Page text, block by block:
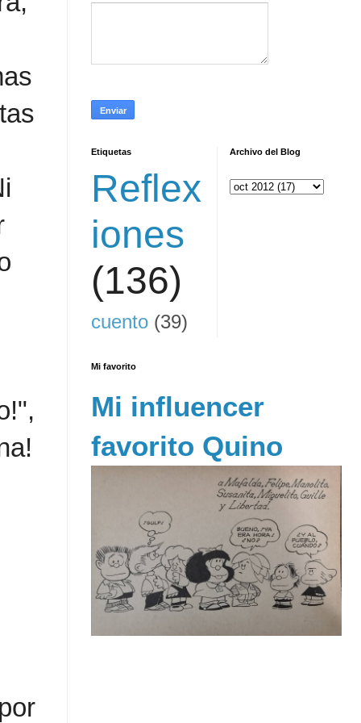
Etiquetas
Reflex
iones
(136)
cuento (39)
Archivo del Blog
Mi favorito
Mi influencer
favorito Quino